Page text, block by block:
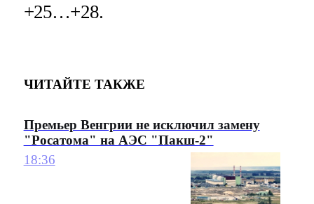
+25…+28.
ЧИТАЙТЕ ТАКЖЕ
Премьер Венгрии не исключил замену
"Росатома" на АЭС "Пакш-2"
18:36